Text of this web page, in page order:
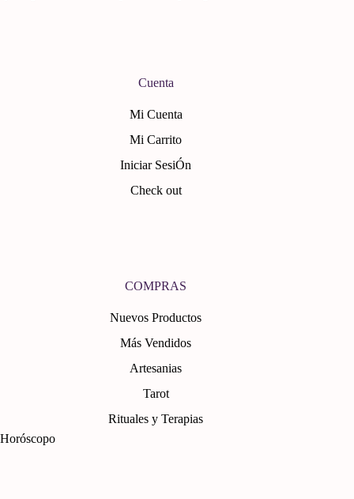
Cuenta
Mi Cuenta
Mi Carrito
Iniciar SesiÓn
Check out
COMPRAS
Nuevos Productos
Más Vendidos
Artesanias
Tarot
Rituales y Terapias
Horóscopo